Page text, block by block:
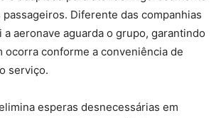
Diferente das companhias
aeronave aguarda o grupo, garantindo
ocorra conforme a conveniência de
serviço.
esperas desnecessárias em